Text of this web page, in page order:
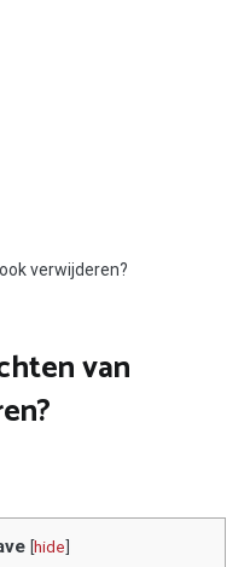
verwijderen?
van
[hide]